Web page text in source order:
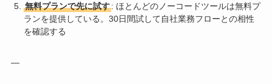
無料プランで先に試す: ほとんどのノーコードツールは無料プ
ランを提供している。30日間試して自社業務フローとの相性
を確認する
—